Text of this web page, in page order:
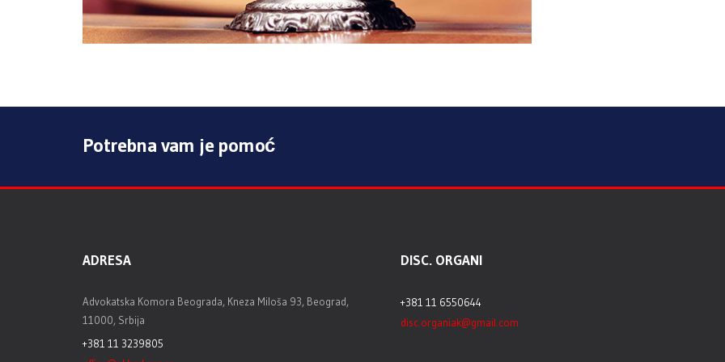
Potrebna vam je pomoć
ADRESA
Advokatska Komora Beograda, Kneza Miloša 93, Beograd,
11000, Srbija
+381 11 3239805
DISC. ORGANI
+381 11 6550644
disc.organiak@gmail.com